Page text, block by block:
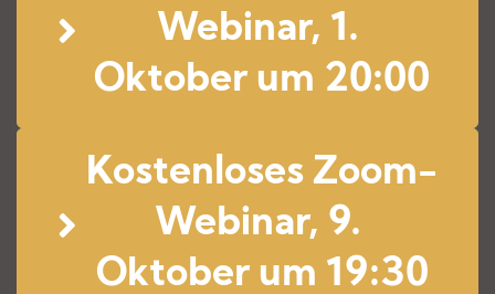
Webinar, 1.
Oktober um 20:00
Kostenloses Zoom-
Webinar, 9.
Oktober um 19:30